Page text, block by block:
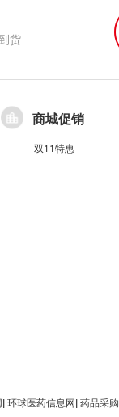
货
商城促销
双11特惠
| 环球医药信息网| 药品采购